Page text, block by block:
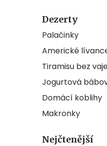
Dezerty
Palačinky
Americké
Tiramisu bez
Jogurtová
Domácí koblihy
Makronky
Nejčtenější